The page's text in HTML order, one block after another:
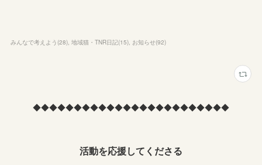
みんなで考えよう (28) 地域猫・TNR日記(15) お知らせ(92)
◆◆◆◆◆◆◆◆◆◆◆◆◆◆◆◆◆◆◆◆◆◆◆◆
活動を応援してくださる